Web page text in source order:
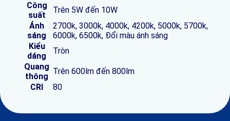
Công
suất
Trên 5W đến 10W
Ánh
sáng
2700k, 3000k, 4000k, 4200k, 5000k, 5700k,
6000k, 6500k, Đổi màu ánh sáng
Kiểu
dáng
Tròn
Quang
thông
Trên 600lm đến 800lm
CRI
80